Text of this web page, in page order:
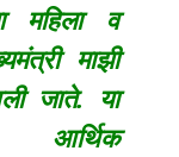
महिला व
माझी
जाते. या
आर्थिक